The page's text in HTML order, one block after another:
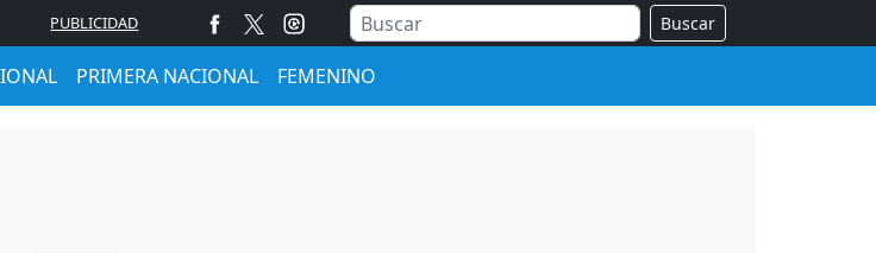
PUBLICIDAD Buscar
PRIMERA NACIONAL FEMENINO